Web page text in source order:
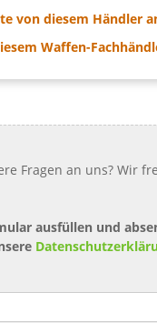
von diesem Händler
Waffen-
Fragen an uns? Wir
ausfüllen und